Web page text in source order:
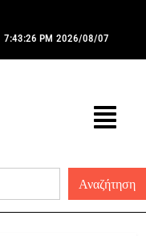
7:43:26 PM 2026/08/07